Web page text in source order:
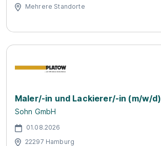
Mehrere Standorte
Maler/-in und Lackierer/-in (m/w/d)
Sohn GmbH
01.08.2026
22297 Hamburg